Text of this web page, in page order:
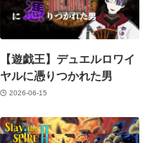
【遊戯王】デュエルロワイ
ヤルに憑りつかれた男
2026-06-15